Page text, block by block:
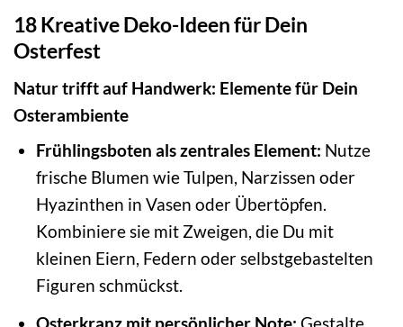
18 Kreative Deko-Ideen für Dein
Osterfest
Natur trifft auf Handwerk: Elemente für Dein
Osterambiente
Frühlingsboten als zentrales Element: Nutze
frische Blumen wie Tulpen, Narzissen oder
Hyazinthen in Vasen oder Übertöpfen.
Kombiniere sie mit Zweigen, die Du mit
kleinen Eiern, Federn oder selbstgebastelten
Figuren schmückst.